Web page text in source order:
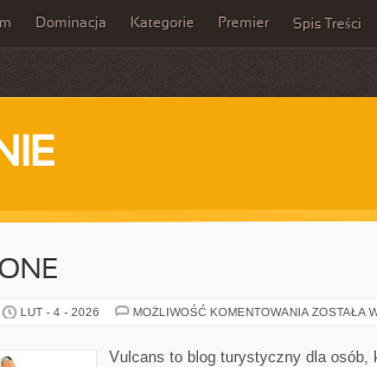
Dominacja Kategorie Premier Spis Treści
LUT - 4 - 2026 MOŻLIWOŚĆ KOMENTOWANIA JEZIORA
ZOSTAŁA
Vulcans to blog turystyczny dla osób,